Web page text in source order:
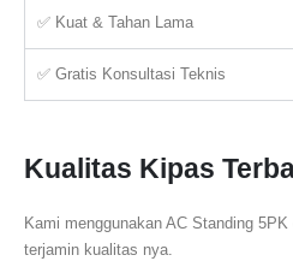
✅ Kuat & Tahan Lama
✅ Gratis Konsultasi Teknis
Kualitas Kipas
Kami menggunakan AC Standing
terjamin kualitas nya.